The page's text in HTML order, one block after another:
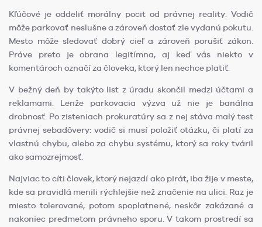
Kľúčové je oddeliť morálny pocit od právnej reality. Vodič
môže parkovať neslušne a zároveň dostať zle vydanú pokutu.
Mesto môže sledovať dobrý cieľ a zároveň porušiť zákon.
Práve preto je obrana legitímna, aj keď vás niekto v
komentároch označí za človeka, ktorý len nechce platiť.
V bežný deň by takýto list z úradu skončil medzi účtami a
reklamami. Lenže parkovacia výzva už nie je banálna
drobnosť. Po zisteniach prokuratúry sa z nej stáva malý test
právnej sebadôvery: vodič si musí položiť otázku, či platí za
vlastnú chybu, alebo za chybu systému, ktorý sa roky tváril
ako samozrejmosť.
Najviac to cíti človek, ktorý nejazdí ako pirát, iba žije v meste,
kde sa pravidlá menili rýchlejšie než značenie na ulici. Raz je
miesto tolerované, potom spoplatnené, neskôr zakázané a
nakoniec predmetom právneho sporu. V takom prostredí sa